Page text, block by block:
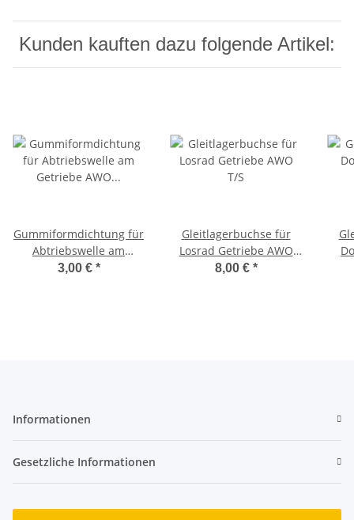
Kunden kauften dazu folgende Artikel:
Gummiformdichtung für
Abtriebswelle am
Getriebe AWO Touren
3,00 € *
Gleitlagerbuchse für
Losrad Getriebe AWO
T/S
8,00 € *
Informationen
Gesetzliche Informationen